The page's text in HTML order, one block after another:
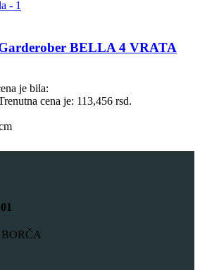
BELLA 4 VRATA
je bila:
cena je: 113,456 rsd.